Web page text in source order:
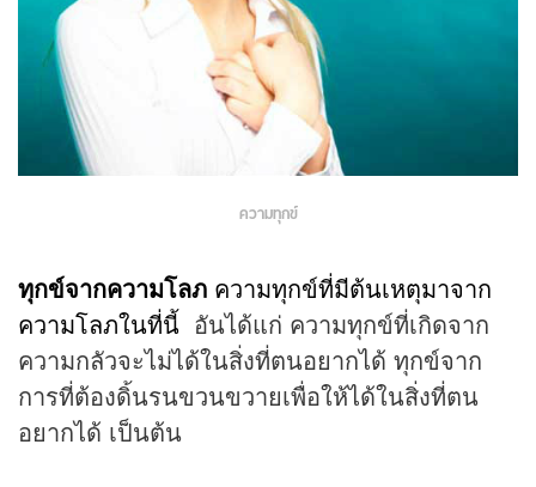
ความทุกข์
ทุกข์จากความโลภ ความทุกข์ที่มีต้นเหตุมาจาก
ความโลภในที่นี้ อันได้แก่ ความทุกข์ที่เกิดจาก
ความกลัวจะไม่ได้ในสิ่งที่ตนอยากได้ ทุกข์จาก
การที่ต้องดิ้นรนขวนขวายเพื่อให้ได้ในสิ่งที่ตน
อยากได้ เป็นต้น